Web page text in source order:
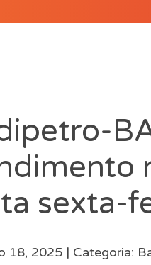
sexta-
18, 2025 | Categoria: